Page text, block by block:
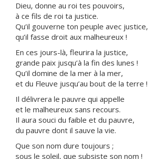
Dieu, donne au roi tes pouvoirs,
à ce fils de roi ta justice.
Qu’il gouverne ton peuple avec justice,
qu’il fasse droit aux malheureux !
En ces jours-là, fleurira la justice,
grande paix jusqu’à la fin des lunes !
Qu’il domine de la mer à la mer,
et du Fleuve jusqu’au bout de la terre !
Il délivrera le pauvre qui appelle
et le malheureux sans recours.
Il aura souci du faible et du pauvre,
du pauvre dont il sauve la vie.
Que son nom dure toujours ;
sous le soleil, que subsiste son nom !